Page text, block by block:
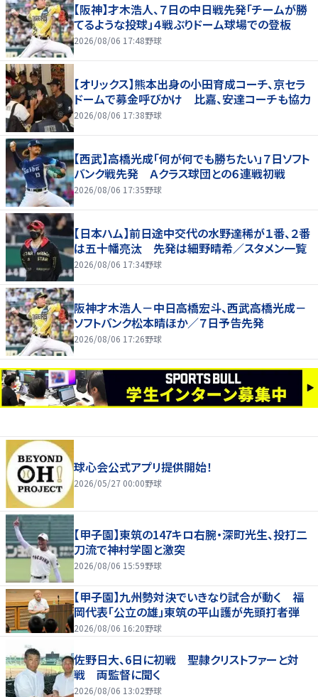
【阪神】才木浩人、７日の中日戦先発「チームが勝
てるような投球」４戦ぶりドーム球場での登板
2026/08/06 17:48野球
【オリックス】熊本出身の小田育成コーチ、京セラ
ドームで募金呼びかけ 比嘉、安達コーチも協力
2026/08/06 17:38野球
【西武】高橋光成「何が何でも勝ちたい」７日ソフト
バンク戦先発 Ａクラス球団との６連戦初戦
2026/08/06 17:35野球
【日本ハム】前日途中交代の水野達稀が１番、２番
は五十幡亮汰 先発は細野晴希／スタメン一覧
2026/08/06 17:34野球
阪神才木浩人－中日高橋宏斗、西武高橋光成－
ソフトバンク松本晴ほか／７日予告先発
2026/08/06 17:26野球
球心会公式アプリ提供開始！
2026/05/27 00:00野球
【甲子園】東筑の147キロ右腕・深町光生、投打二
刀流で神村学園と激突
2026/08/06 15:59野球
【甲子園】九州勢対決でいきなり試合が動く 福
岡代表「公立の雄」東筑の平山護が先頭打者弾
2026/08/06 16:20野球
佐野日大、6日に初戦 聖隷クリストファーと対
戦 両監督に聞く
2026/08/06 13:02野球